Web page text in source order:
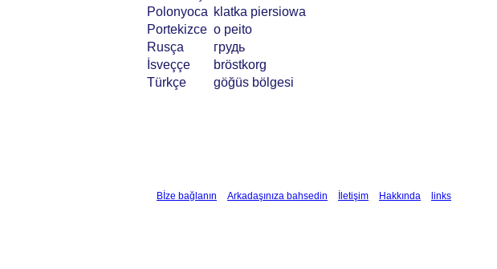
Polonyoca klatka piersiowa
Portekizce o peito
Rusça
грудь
İsveççe
bröstkorg
Türkçe
göğüs bölgesi
Bİze bağlanın Arkadaşınıza bahsedin İletişim Hakkında links